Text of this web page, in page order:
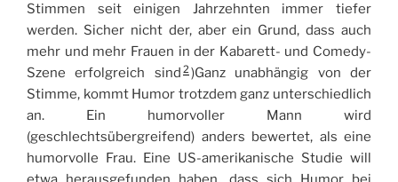
Stimmen seit einigen Jahrzehnten immer tiefer
werden. Sicher nicht der, aber ein Grund, dass auch
mehr und mehr Frauen in der Kabarett- und Comedy-
Szene erfolgreich sind 2 )Ganz unabhängig von der
Stimme, kommt Humor trotzdem ganz unterschiedlich
an. Ein humorvoller Mann wird
(geschlechtsübergreifend) anders bewertet, als eine
humorvolle Frau. Eine US-amerikanische Studie will